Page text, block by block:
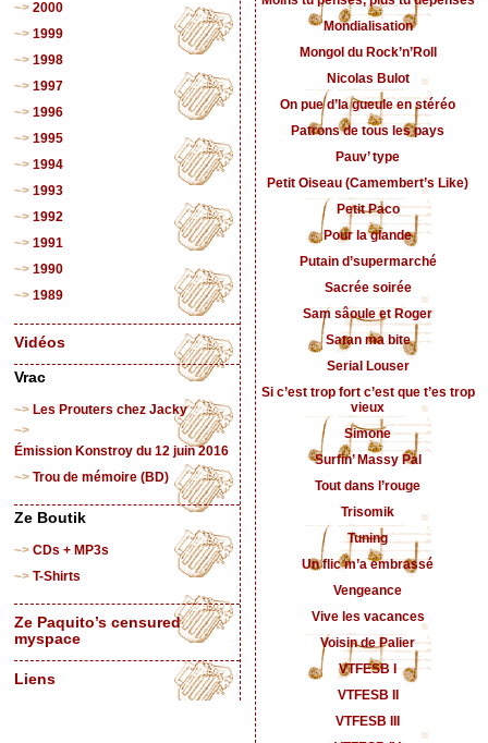
2000
1999
1998
1997
1996
1995
1994
1993
1992
1991
1990
1989
Vidéos
Vrac
Les Prouters chez Jacky
Émission Konstroy du 12 juin 2016
Trou de mémoire (BD)
Ze Boutik
CDs + MP3s
T-Shirts
Ze Paquito’s censured
myspace
Liens
Mondialisation
Mongol du Rock’n’Roll
Nicolas Bulot
On pue d’la gueule en stéréo
Patrons de tous les pays
Pauv’ type
Petit Oiseau (Camembert’s Like)
Petit Paco
Pour la glande
Putain d’supermarché
Sacrée soirée
Sam sâoule et Roger
Satan ma bite
Serial Louser
Si c’est trop fort c’est que t’es trop
vieux
Simone
Surfin’ Massy Pal
Tout dans l’rouge
Trisomik
Tuning
Un flic m’a embrassé
Vengeance
Vive les vacances
Voisin de Palier
VTFESB I
VTFESB II
VTFESB III